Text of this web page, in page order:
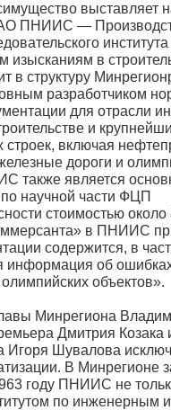
выставляет
ПНИИС —
института
изысканиям в
в структуру
разработчиком
для отрасли
и
строек, включая
дороги и
также является
научной части ФЦП
стоимостью около
в ПНИИС
содержится, в
информация об
олимпийских объектов».
Минрегиона
Дмитрия Козака
Игоря Шувалова
В Минрегионе
году ПНИИС не
по инженерным